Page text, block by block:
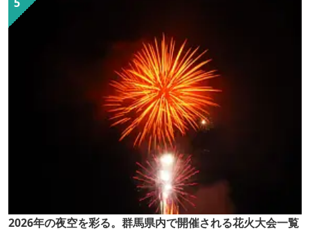
2026年の夜空を彩る。群馬県内で開催される花火大会一覧